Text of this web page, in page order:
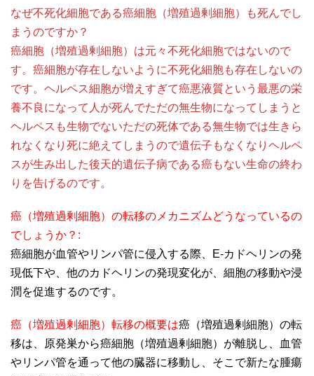
なぜ不死化細胞である癌細胞（増殖過剰細胞）も死んでし
まうのですか？
癌細胞（増殖過剰細胞）は元々不死化細胞ではないので
す。癌細胞が存在しないように不死化細胞も存在しないの
です。ヘルペス細胞が増えすぎて癌悪液質という最悪の栄
養不良になって人が死んでただの無生物になってしまうと
ヘルペスも生物でないただの死体である無生物では生きら
れなくなり死に絶えてしまうので遺伝子もなくなりヘルペ
スが生み出した後天的遺伝子病である癌もない生命の終わ
りを告げるのです。
癌（増殖過剰細胞）の転移のメカニズムどうなっているの
でしょうか？:
癌細胞が血管やリンパ管に侵入する際、E-カドヘリンの発
現低下や、他のカドヘリンの発現変化が、細胞の移動や浸
潤を促進するのです。
癌（増殖過剰細胞）転移の概要は癌（増殖過剰細胞）の転
移は、原発巣から癌細胞（増殖過剰細胞）が離脱し、血管
やリンパ管を通って他の臓器に移動し、そこで新たな腫瘍